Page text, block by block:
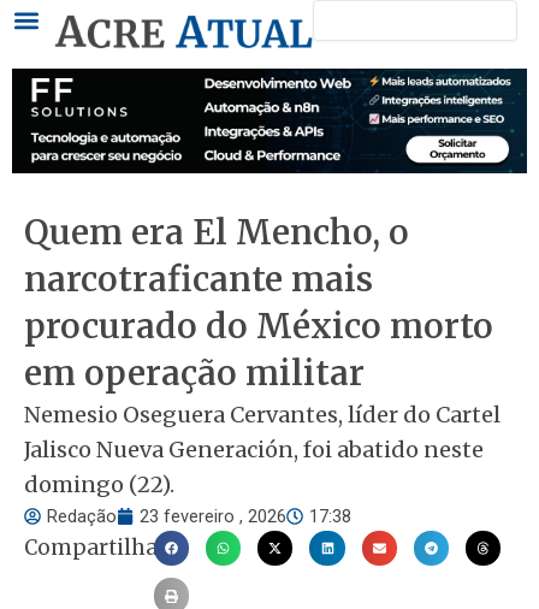
conteúdo
Quem era El Mencho, o
narcotraficante mais
procurado do México morto
em operação militar
Nemesio Oseguera Cervantes, líder do Cartel
Jalisco Nueva Generación, foi abatido neste
domingo (22).
Redação 23 fevereiro , 2026 17:38
Compartilhar